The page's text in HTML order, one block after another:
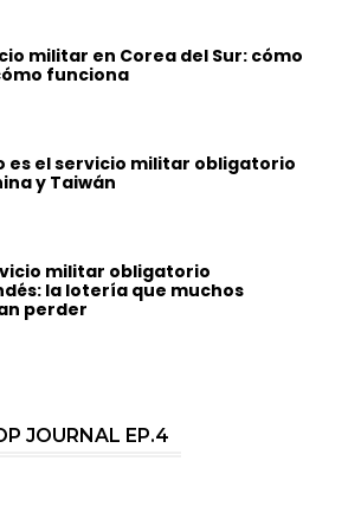
militar en Corea del Sur: cómo
funciona
es el servicio militar obligatorio
y Taiwán
militar obligatorio
la lotería que muchos
perder
JOURNAL EP.4